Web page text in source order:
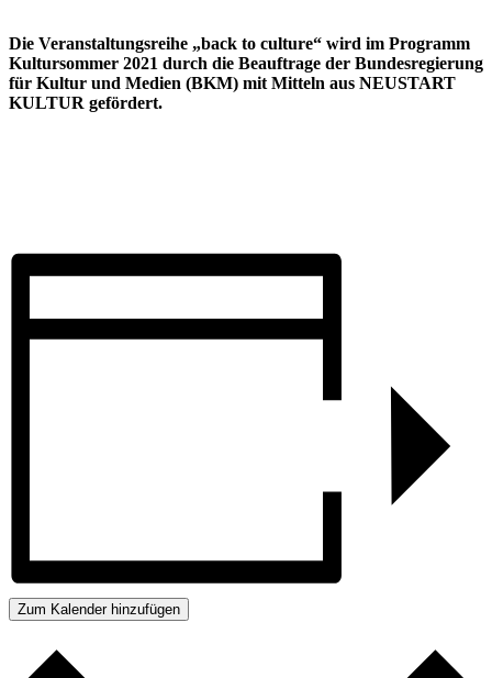
Die Veranstaltungsreihe „back to culture“ wird im Programm
Kultursommer 2021 durch die Beauftrage der Bundesregierung
für Kultur und Medien (BKM) mit Mitteln aus NEUSTART
KULTUR gefördert.
Zum Kalender hinzufügen